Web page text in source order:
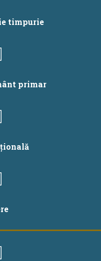
timpurie
primar